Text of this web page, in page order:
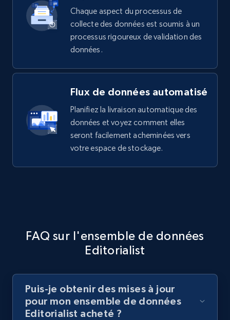
Chaque aspect du processus de
collecte des données est soumis à un
processus rigoureux de validation des
données.
Flux de données automatisé
Planifiez la livraison automatique des
données et voyez comment elles
seront facilement acheminées vers
votre espace de stockage.
FAQ sur l'ensemble de données
Editorialist
Puis-je obtenir des mises à jour
pour mon ensemble de données
Editorialist acheté ?